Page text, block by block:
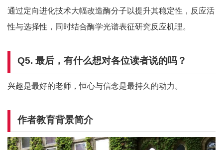
通过定向进化技术大幅改造酶分子以提升其稳定性，反应活
性与选择性，同时结合酶学光谱表征研究反应机理。
Q5.最后，有什么想对各位读者说的吗？
兴趣是最好的老师，恒心与信念是最持久的动力。
作者教育背景简介